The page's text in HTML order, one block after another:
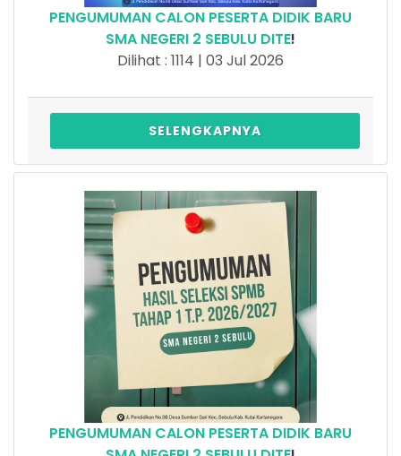
PENGUMUMAN CALON PESERTA DIDIK BARU
SMA NEGERI 2 SEBULU DITE!
Dilihat : 1114 | 03 Jul 2026
SELENGKAPNYA
PENGUMUMAN CALON PESERTA DIDIK BARU